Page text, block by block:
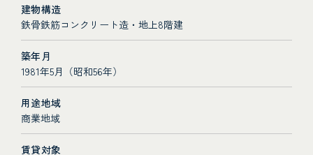
建物構造
鉄骨鉄筋コンクリート造・地上8階建
築年月
1981年5月（昭和56年）
用途地域
商業地域
賃貸対象